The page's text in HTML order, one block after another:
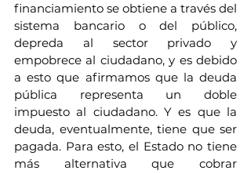
financiamiento se obtiene a través del
sistema bancario o del público,
depreda al sector privado y
empobrece al ciudadano, y es debido
a esto que afirmamos que la deuda
pública representa un doble
impuesto al ciudadano. Y es que la
deuda, eventualmente, tiene que ser
pagada. Para esto, el Estado no tiene
más alternativa que cobrar